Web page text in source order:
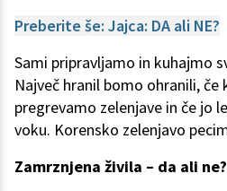
Preberite še: Jajca: DA ali NE?
Sami pripravljamo in kuhajmo
Največ hranil bomo ohranili, če
pregrevamo zelenjave in če jo
voku. Korensko zelenjavo
Zamrznjena živila – da ali ne?